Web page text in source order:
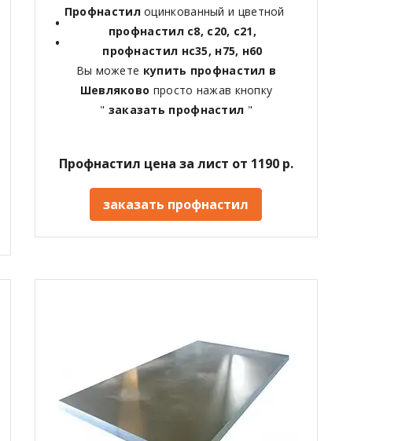
Профнастилоцинкованный и цветной
профнастил с8, с20, с21,
профнастил нс35, н75, н60
Вы можете купить профнастил в
Шевляково просто нажав кнопку
" заказать профнастил "
Профнастил цена за лист от 1190 р.
заказать профнастил